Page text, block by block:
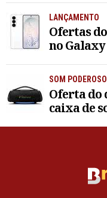
LANÇAMENTO
Ofertas
no Galaxy
SOM PODEROSO
Oferta do
caixa de